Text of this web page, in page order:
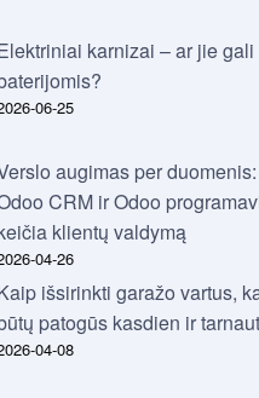
karnizai – ar jie gali
06-25
augimas per
CRM ir Odoo
klientų valdymą
04-26
išsirinkti garažo vartus,
patogūs kasdien ir
04-08